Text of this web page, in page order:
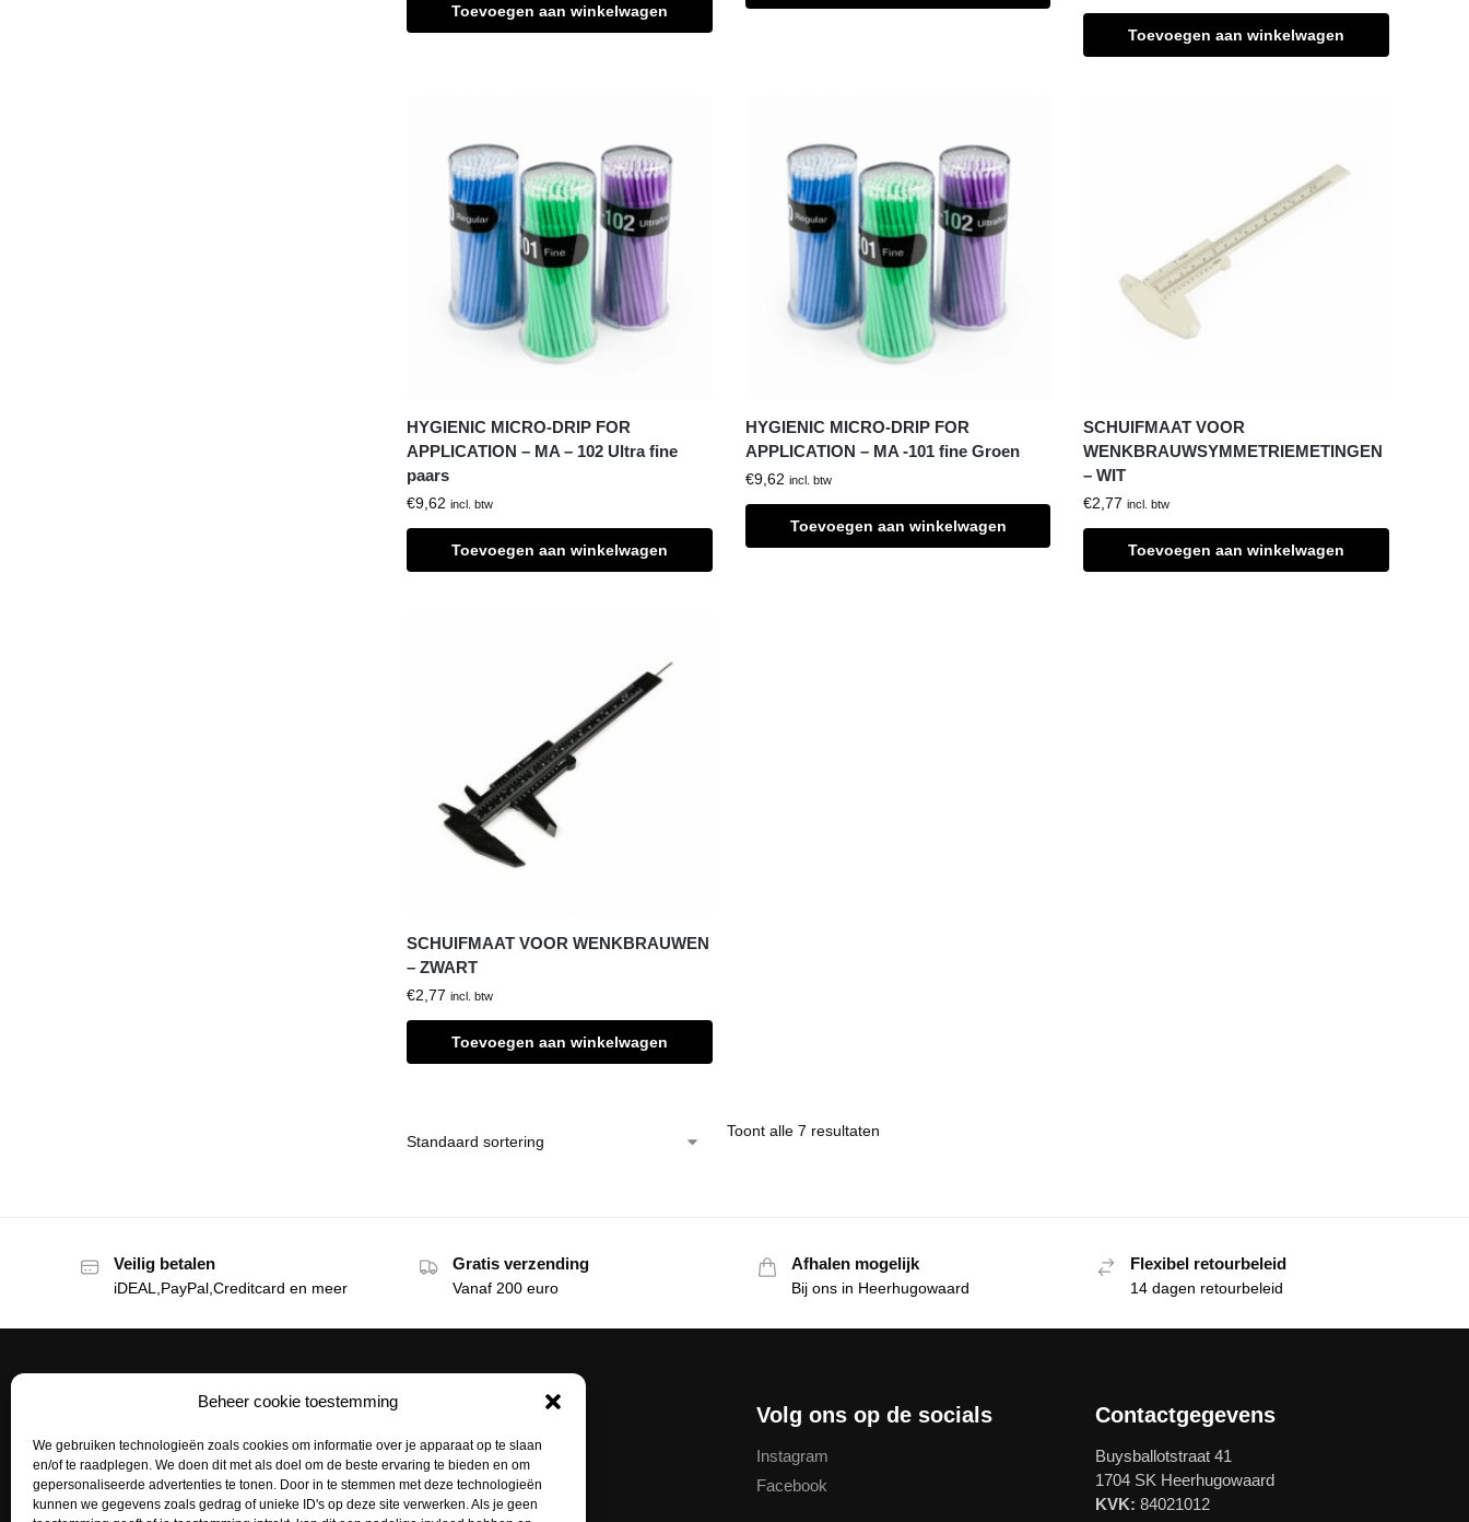
Beheer cookie toestemming
We gebruiken technologieën zoals cookies om informatie over je apparaat op te slaan
en/of te raadplegen. We doen dit met als doel om de beste ervaring te bieden en om
gepersonaliseerde advertenties te tonen. Door in te stemmen met deze technologieën
kunnen we gegevens zoals gedrag of unieke ID's op deze site verwerken. Als je geen
Toevoegen aan winkelwagen
Toevoegen aan winkelwagen
HYGIENIC MICRO-DRIP FOR
APPLICATION – MA – 102 Ultra fine
paars
€9,62 incl. btw
Toevoegen aan winkelwagen
HYGIENIC MICRO-DRIP FOR
APPLICATION – MA -101 fine Groen
€9,62 incl. btw
Toevoegen aan winkelwagen
SCHUIFMAAT VOOR
WENKBRAUWSYMMETRIEMETINGEN
– WIT
€2,77 incl. btw
Toevoegen aan winkelwagen
SCHUIFMAAT VOOR WENKBRAUWEN
– ZWART
€2,77 incl. btw
Toevoegen aan winkelwagen
Toont alle 7 resultaten
Veilig betalen
iDEAL,PayPal,Creditcard en meer
Gratis verzending
Vanaf 200 euro
Afhalen mogelijk
Bij ons in Heerhugowaard
Flexibel retourbeleid
14 dagen retourbeleid
Het Tattoohuys
Een complete inrichting voor je
tattoostudio uitzoeken of het aanvullen
van je voorraad tattoo supplies: het kan
Klantenservice
Bestellen
Betaalmethodes
Volg ons op de socials
Instagram
Facebook
Contactgegevens
Buysballotstraat 41
1704 SK Heerhugowaard
KVK: 84021012